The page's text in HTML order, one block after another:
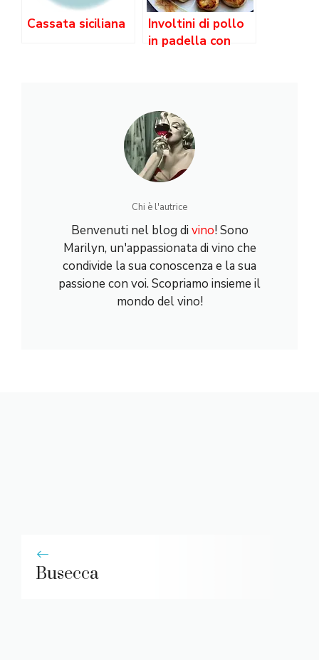
Cassata siciliana
Involtini di pollo
in padella con
Chi è l'autrice
Benvenuti nel blog divino! Sono
Marilyn, un'appassionata di vino che
condivide la sua conoscenza e la sua
passione con voi. Scopriamo insieme il
mondo del vino!
Busecca